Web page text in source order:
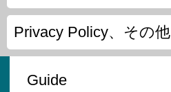
Privacy Policy、その他
Guide